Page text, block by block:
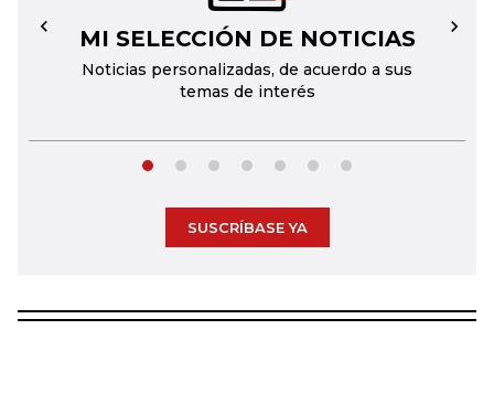
MI SELECCIÓN DE NOTICIAS
Noticias personalizadas, de acuerdo a sus
temas de interés
← →
SUSCRÍBASE YA